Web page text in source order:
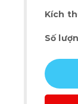
Kích
Số